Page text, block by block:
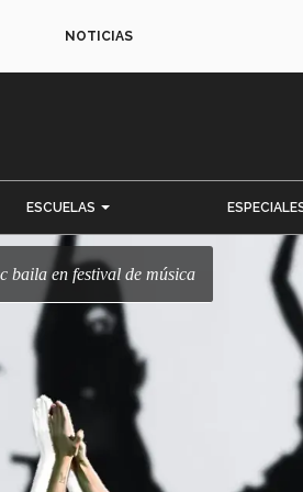
NOTICIAS
ESCUELAS
baila en festival de música